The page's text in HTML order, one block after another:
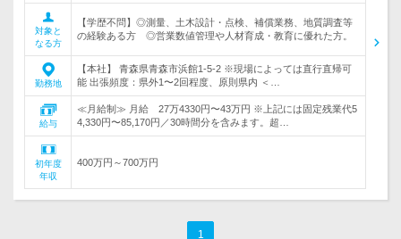
対象と
なる方
【学歴不問】◎測量、土木設計・点検、補償業務、地質調査等
の経験ある方 ◎営業数値管理や人材育成・教育に優れた方。
勤務地
【本社】 青森県青森市浜館1-5-2 ※現場によっては直行直帰可
能 出張頻度：県外1〜2回程度、原則県内 ＜…
給与
≪月給制≫ 月給 27万4330円〜43万円 ※上記には固定残業代5
4,330円〜85,170円／30時間分を含みます。超…
初年度
年収
400万円～700万円
1